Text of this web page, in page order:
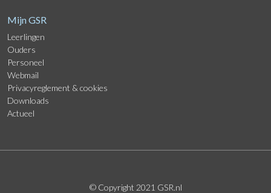
Mijn GSR
Leerlingen
Ouders
Personeel
Webmail
Privacyreglement & cookies
Downloads
Actueel
© Copyright 2021 GSR.nl